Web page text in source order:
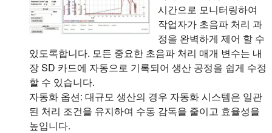
시간으로 모니터링하여
작업자가 초음파 처리 과
정을 완벽하게 제어 할 수
있도록합니다. 모든 중요한 초음파 처리 매개 변수는 내
장 SD 카드에 자동으로 기록되어 생산 공정을 쉽게 수정
할 수 있습니다.
자동화 옵션: 대규모 생산의 경우 자동화 시스템은 일관
된 처리 조건을 유지하여 수동 감독을 줄이고 효율성을
높입니다.